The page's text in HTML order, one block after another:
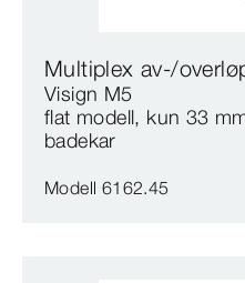
Multiplex av-/
Visign M5
flat modell, kun 33
badekar
Modell 6162.45